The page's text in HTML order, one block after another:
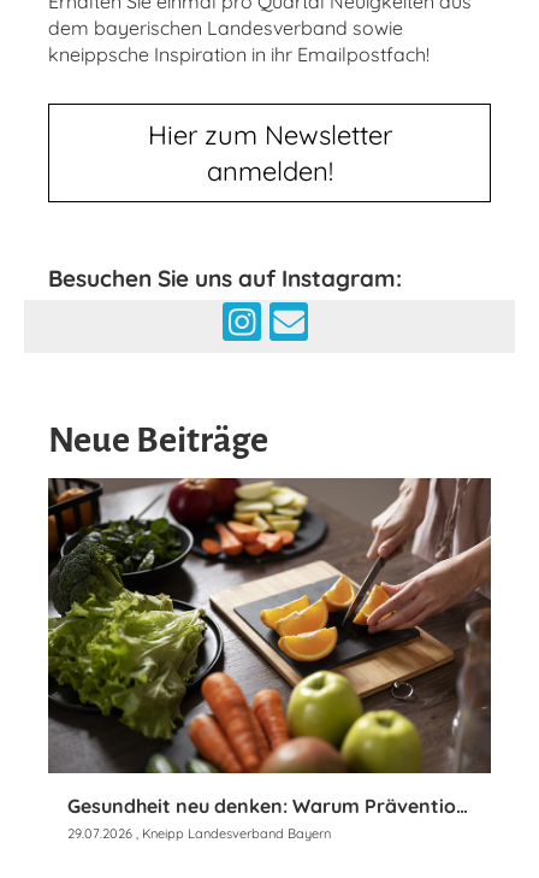
dem bayerischen Landesverband sowie
kneippsche Inspiration in ihr Emailpostfach!
Hier zum Newsletter
anmelden!
Besuchen Sie uns auf Instagram:
Neue Beiträge
Gesundheit neu denken: Warum Prävention jetzt wichtiger ist denn je
29.07.2026 , Kneipp Landesverband Bayern